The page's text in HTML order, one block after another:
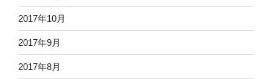
2017年10月
2017年9月
2017年8月